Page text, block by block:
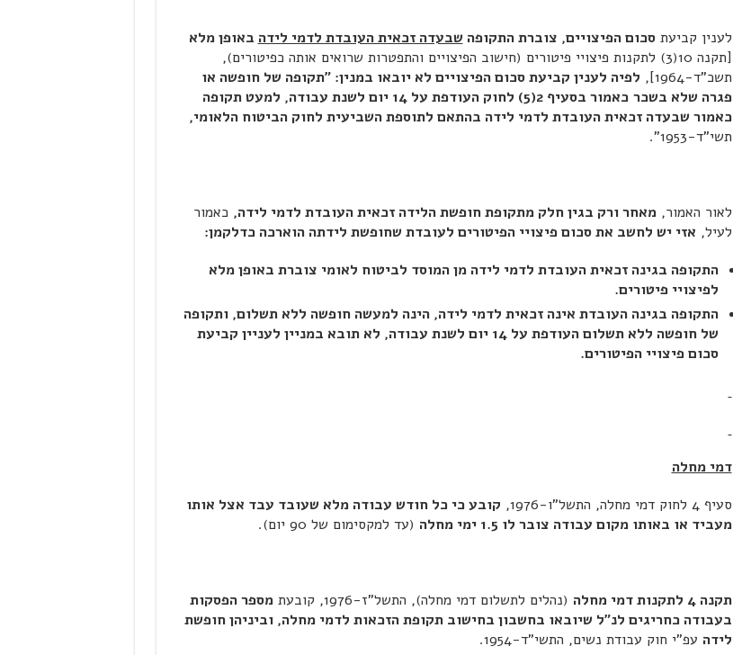
לענין קביעתסכום הפיצויים, צוברת התקופה שבעדה זכאית העובדת לדמי לידה באופן מלא
[תקנה 10(3) לתקנות פיצויי פיטורים (חישוב הפיצויים והתפטרות שרואים אותה כפיטורים),
תשכ"ד-1964],
לפיה לענין קביעת סכום הפיצויים לא יובאו במנין: "תקופה של חופשה או
פגרה שלא בשכר
כאמור בסעיף 2(5) לחוק העודפת על 14 יום לשנת עבודה, למעט תקופה
כאמור שבעדה זכאית העובדת לדמי לידה בהתאם לתוספת השביעית לחוק הביטוח הלאומי,
תשי"ד-1953".
לאור האמור,מאחר ורק בגין חלק מתקופת חופשת הלידה זכאית העובדת לדמי לידה, כאמור
לעיל, אזי יש לחשב את סכום פיצויי הפיטורים לעובדת שחופשת לידתה הוארכה כדלקמן:
התקופה בגינה זכאית העובדת לדמי לידה מן המוסד לביטוח לאומי צוברת באופן מלא
לפיצויי פיטורים.
התקופה בגינה העובדת אינה זכאית לדמי לידה, הינה למעשה חופשה ללא תשלום, ותקופה
של חופשה ללא תשלום העודפת על 14 יום לשנת עבודה, לא תובא במניין לעניין קביעת
סכום פיצויי הפיטורים.
דמי מחלה
סעיף 4 לחוק דמי מחלה, התשל"ו-1976,
קובע כי כל חודש עבודה מלא שעובד עבד אצל אותו
מעביד או באותו מקום עבודה צובר לו 1.5 ימי מחלה
(עד למקסימום של 90 יום).
תקנה 4 לתקנות דמי מחלה (נהלים לתשלום דמי מחלה), התשל"ז-1976, קובעת
מספר הפסקות
בעבודה כחריגים לנ"ל שיובאו בחשבון בחישוב תקופת הזכאות לדמי מחלה, וביניהן חופשת
לידה עפ"י חוק עבודת נשים, התשי"ד-1954.